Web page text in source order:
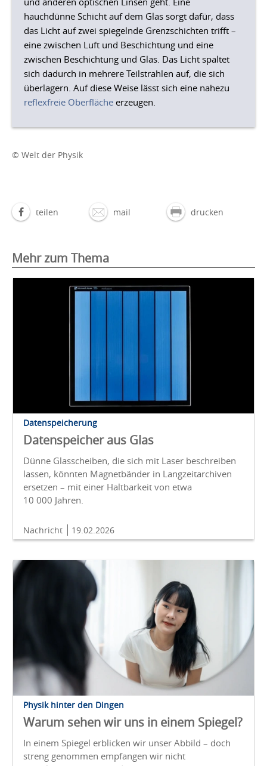
hauchdünne Schicht auf dem Glas sorgt dafür, dass
das Licht auf zwei spiegelnde Grenzschichten trifft –
eine zwischen Luft und Beschichtung und eine
zwischen Beschichtung und Glas. Das Licht spaltet
sich dadurch in mehrere Teilstrahlen auf, die sich
überlagern. Auf diese Weise lässt sich eine nahezu
reflexfreie Oberfläche erzeugen.
© Welt der Physik
teilen mail drucken
Mehr zum Thema
Datenspeicherung
Datenspeicher aus Glas
Dünne Glasscheiben, die sich mit Laser beschreiben
lassen, könnten Magnetbänder in Langzeitarchiven
ersetzen – mit einer Haltbarkeit von etwa
10 000 Jahren.
Nachricht 19.02.2026
Physik hinter den Dingen
Warum sehen wir uns in einem Spiegel?
In einem Spiegel erblicken wir unser Abbild – doch
streng genommen empfangen wir nicht